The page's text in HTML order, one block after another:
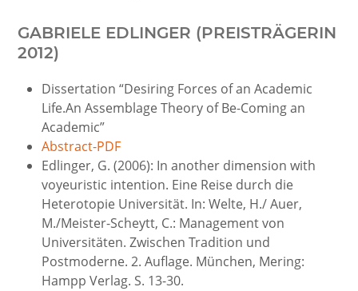
GABRIELE EDLINGER (PREISTRÄGERIN
2012)
Dissertation “Desiring Forces of an Academic
Life.An Assemblage Theory of Be-Coming an
Academic”
Abstract-PDF
Edlinger, G. (2006): In another dimension with
voyeuristic intention. Eine Reise durch die
Heterotopie Universität. In: Welte, H./ Auer,
M./Meister-Scheytt, C.: Management von
Universitäten. Zwischen Tradition und
Postmoderne. 2. Auflage. München, Mering:
Hampp Verlag. S. 13-30.